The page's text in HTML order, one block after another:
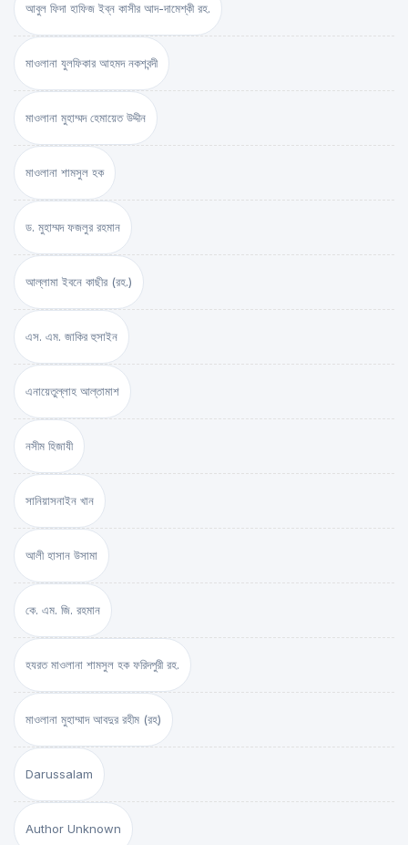
আবুল ফিদা হাফিজ ইব্‌ন কাসীর আদ-দামেশ্‌কী রহ.
মাওলানা যুলফিকার আহমদ নকশবন্দী
মাওলানা মুহাম্মদ হেমায়েত উদ্দীন
মাওলানা শামসুল হক
ড. মুহাম্মদ ফজলুর রহমান
আল্লামা ইবনে কাছীর (রহ.)
এস. এম. জাকির হুসাইন
এনায়েতুল্লাহ আল্‌তামাশ
নসীম হিজাযী
সানিয়াসনাইন খান
আলী হাসান উসামা
কে. এম. জি. রহমান
হযরত মাওলানা শামসুল হক ফরিদপুরী রহ.
মাওলানা মুহাম্মাদ আবদুর রহীম (রহ)
Darussalam
Author Unknown